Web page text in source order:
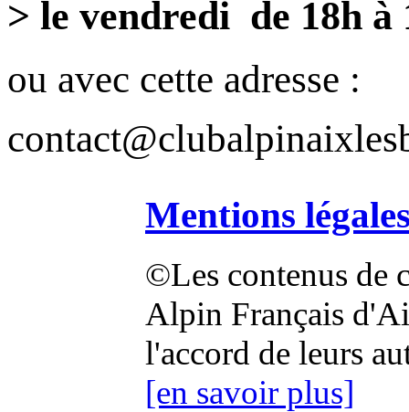
> le vendredi de 18h à
ou avec cette adresse :
Mentions
©Les contenus de
Alpin Français
l'accord de leurs
[en savoir plus]